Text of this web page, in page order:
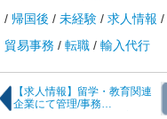
/ 帰国後 / 未経験 / 求人情報 /
貿易事務 / 転職 / 輸入代行
【求人情報】留学・教育関連
企業にて管理/事務